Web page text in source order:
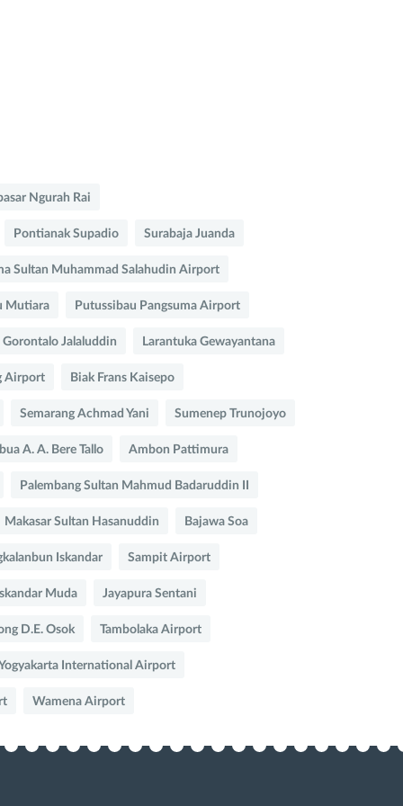
Ngurah Rai
Pontianak Supadio Surabaja Juanda
Sultan Muhammad Salahudin Airport
Mutiara Putussibau Pangsuma Airport
Gorontalo Jalaluddin Larantuka Gewayantana
Airport Biak Frans Kaisepo
Semarang Achmad Yani Sumenep Trunojoyo
A. A. Bere Tallo Ambon Pattimura
Palembang Sultan Mahmud Badaruddin II
Makasar Sultan Hasanuddin Bajawa Soa
Iskandar Sampit Airport
Muda Jayapura Sentani
D.E. Osok Tambolaka Airport
International Airport
Wamena Airport